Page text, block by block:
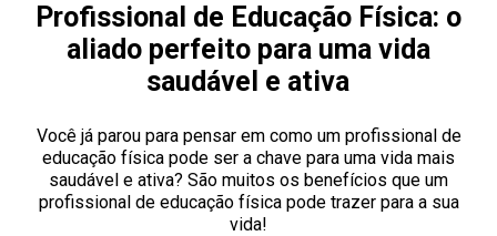
Profissional de Educação Física: o
aliado perfeito para uma vida
saudável e ativa
Você já parou para pensar em como um profissional de
educação física pode ser a chave para uma vida mais
saudável e ativa? São muitos os benefícios que um
profissional de educação física pode trazer para a sua
vida!